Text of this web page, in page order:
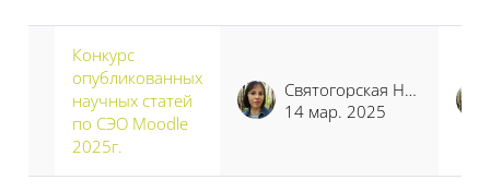
Конкурс
опубликованных
научных статей
по СЭО Moodle
2025г.
Святогорская Наталья Владимировна
14 мар. 2025